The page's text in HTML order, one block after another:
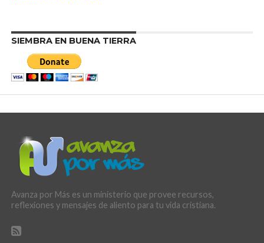
SIEMBRA EN BUENA TIERRA
Avanza por Más es un ministerio que provee recursos,
reflexiones y mensajes de aliento para tu vida cristiana.